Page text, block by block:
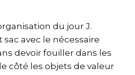
du jour J.
avec le nécessaire
devoir fouiller dans les
côté les objets de valeur